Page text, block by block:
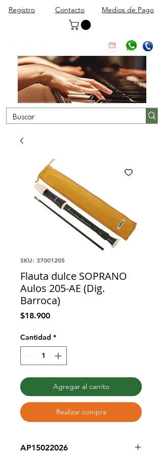
Registro Contacto Medios de Pago
SKU: 37001205
Flauta dulce SOPRANO
Aulos 205-AE (Dig.
Barroca)
$18.900Precio
Cantidad *
Agregar al carrito
Realizar compra
AP15022026